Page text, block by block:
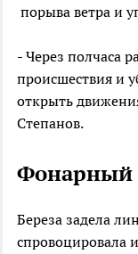
порыва ветра и
- Через полчаса
происшествия и
открыть
Степанов.
Фонарный
Береза задела
спровоцировала